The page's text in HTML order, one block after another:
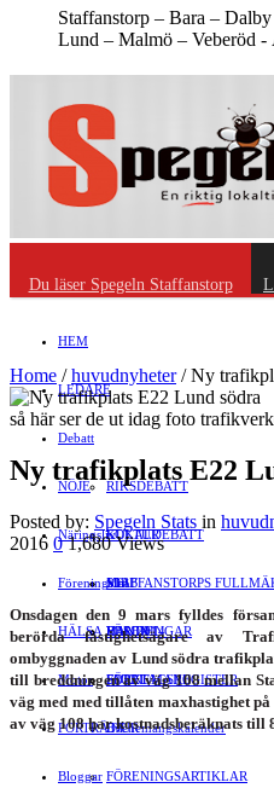
Staffanstorp – Bara –
Lund – Malmö – Veberöd -
Du läser Spegeln Staffanstorp
HEM
LEDARE
Debatt
RIKSDEBATT
LOKALDEBATT
STAFFANSTORPS
VAL 2014
NÖJE
KULTUR
Mat
RESOR
EVENEMANG
Evenemangskalender
Näringsliv
JOBB
HANDEL
FÖRETAGSREGISTER
Föreningsliv
FÖRENINGAR
SPORT
DJUR
FÖRENINGSARTIKLAR
HÄLSA
Motor
PORTRÄTT
Bloggar
Home /huvudnyheter/Ny
så här ser de ut idag foto
Ny trafikplats E22
Posted by: Spegeln Stats in
2016 0 1,680 Views
Onsdagen den 9 mars fylldes
berörda fastighetsägare av
ombyggnaden av Lund södra
till breddningen av väg 108 mellan
väg med med tillåten maxhastighet
av väg 108 har kostnadsberäknats till